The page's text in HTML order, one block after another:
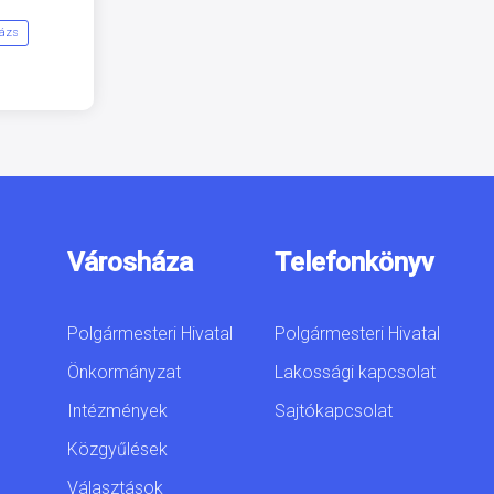
Városháza
Polgármesteri Hivatal
Önkormányzat
Intézmények
Közgyűlések
Választások
Telefonkönyv
Polgármesteri Hivatal
Lakossági kapcsolat
Sajtókapcsolat